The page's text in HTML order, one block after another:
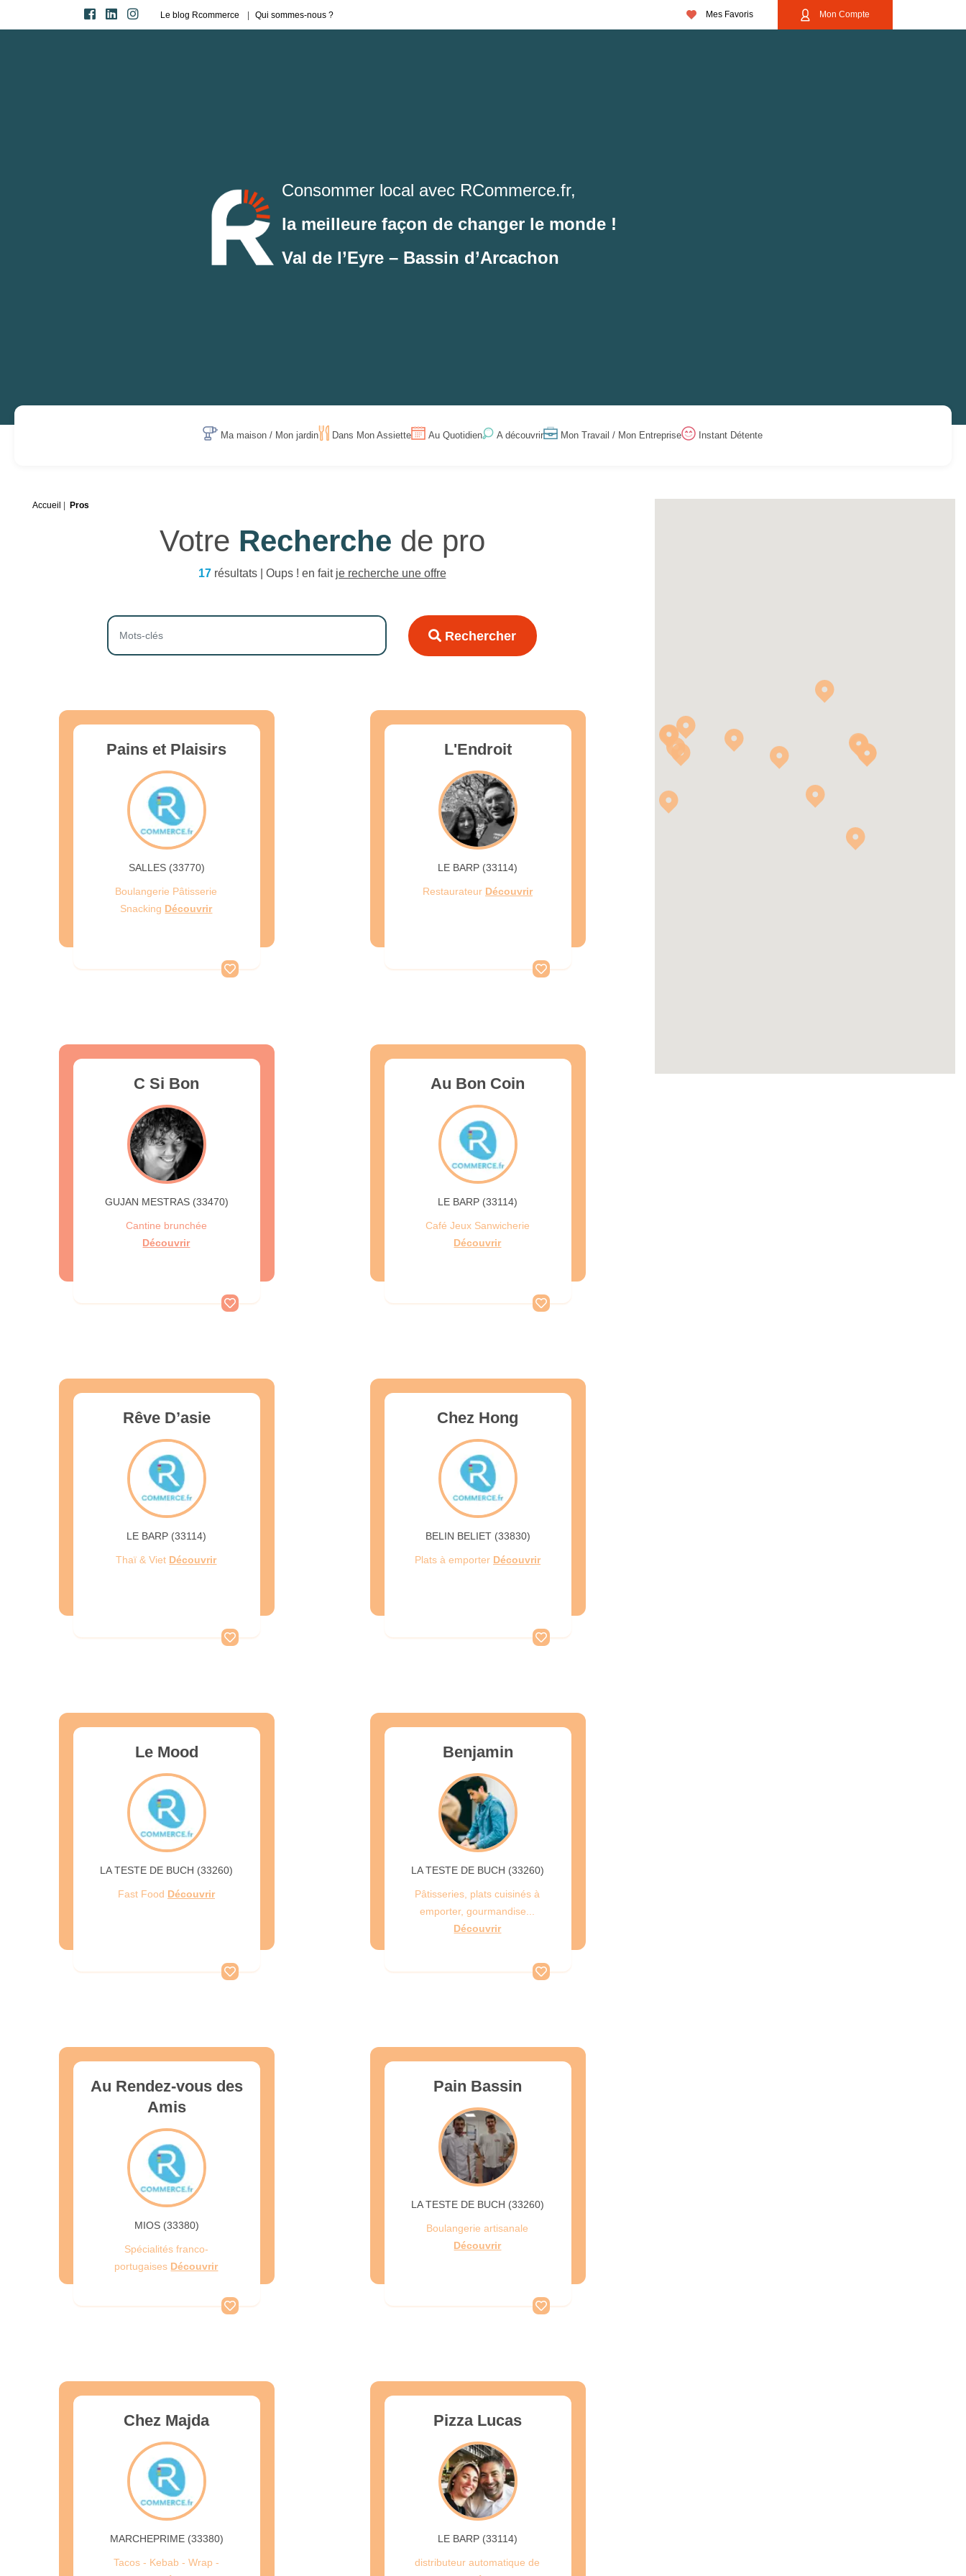
Le blog Rcommerce Qui sommes-nous ? Mes Favoris Mon Compte
Consommer local avec RCommerce.fr,
la meilleure façon de changer le monde !
Val de l’Eyre – Bassin d’Arcachon
Ma maison / Mon jardin Dans Mon Assiette Au Quotidien A découvrir Mon Travail / Mon Entreprise Instant Détente
Accueil Pros
Votre Recherche de pro
17résultats | Oups ! en fait je recherche une offre
Rechercher
Pains et Plaisirs
SALLES (33770)
Boulangerie Pâtisserie
Snacking Découvrir
L'Endroit
LE BARP (33114)
Restaurateur Découvrir
C Si Bon
GUJAN MESTRAS (33470)
Cantine brunchée
Découvrir
Au Bon Coin
LE BARP (33114)
Café Jeux Sanwicherie
Découvrir
Rêve D’asie
LE BARP (33114)
Thaï & Viet Découvrir
Chez Hong
BELIN BELIET (33830)
Plats à emporter Découvrir
Le Mood
LA TESTE DE BUCH (33260)
Fast Food Découvrir
Benjamin
LA TESTE DE BUCH (33260)
Pâtisseries, plats cuisinés à
emporter, gourmandise...
Découvrir
Au Rendez-vous des
Amis
MIOS (33380)
Spécialités franco-
portugaises Découvrir
Pain Bassin
LA TESTE DE BUCH (33260)
Boulangerie artisanale
Découvrir
Chez Majda
MARCHEPRIME (33380)
Tacos - Kebab - Wrap -
Pizza Lucas
LE BARP (33114)
distributeur automatique de